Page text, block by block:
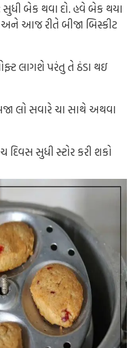
બેક થવા દો. હવે બેક થયા
અને આજ રીતે બીજા બિસ્કીટ
લાગશે પરંતુ તે ઠંડા થઇ
લો સવારે ચા સાથે અથવા
સુધી સ્ટોર કરી શકો